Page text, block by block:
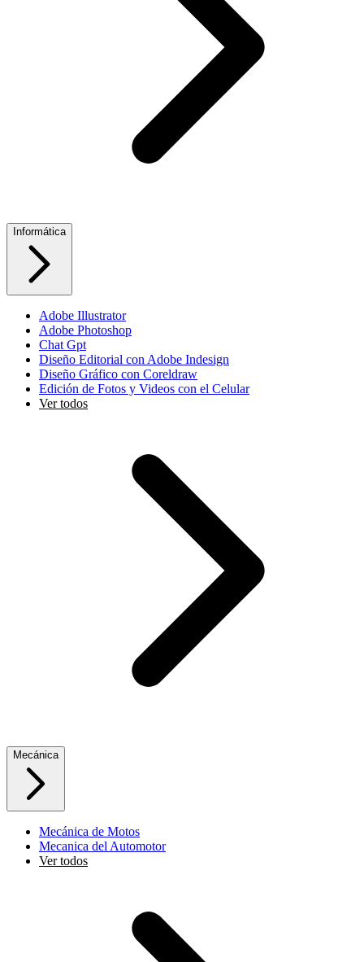
Informática
Adobe Illustrator
Adobe Photoshop
Chat Gpt
Diseño Editorial con Adobe Indesign
Diseño Gráfico con Coreldraw
Edición de Fotos y Videos con el Celular
Ver todos
Mecánica
Mecánica de Motos
Mecanica del Automotor
Ver todos